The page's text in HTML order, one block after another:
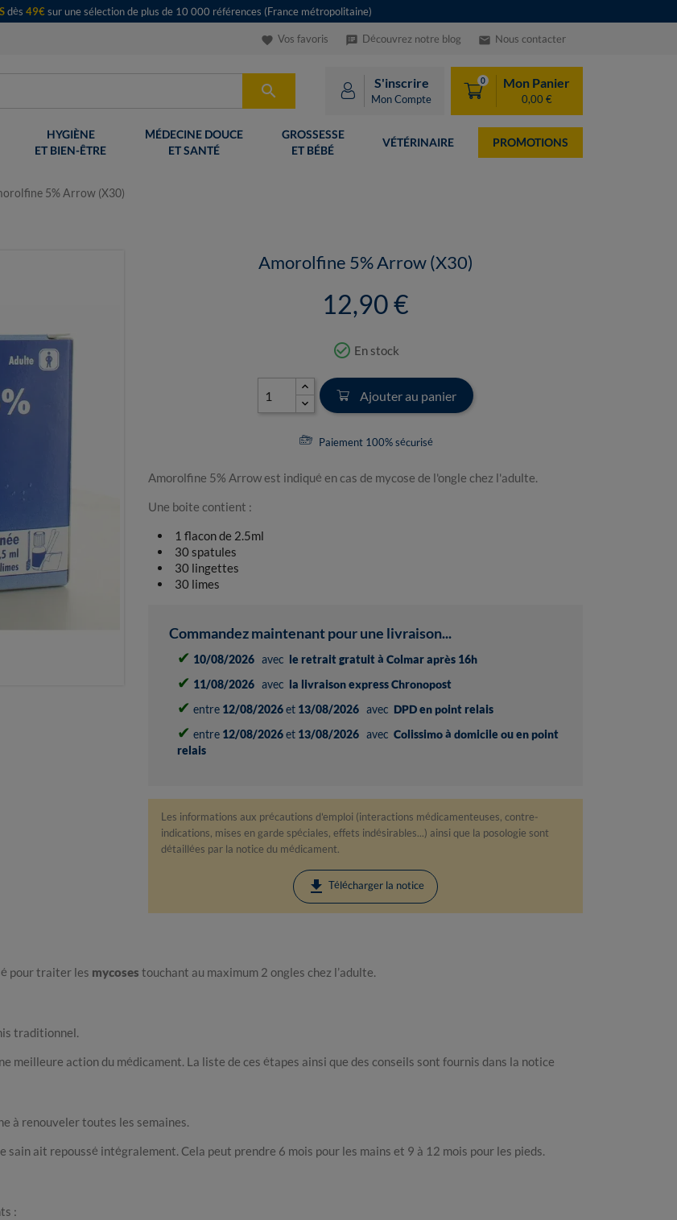
dès 49€sur une sélection de plus de 10 000 références (France métropolitaine)
favorite Vos favoris speaker_notes Découvrez notre blog email Nous contacter
 S'inscrire
Mon Compte
0 Mon Panier
0,00 €
HYGIÈNE
ET BIEN-ÊTRE
MÉDECINE DOUCE
ET SANTÉ
GROSSESSE
ET BÉBÉ
VÉTÉRINAIRE PROMOTIONS
5% Arrow (X30)
Amorolfine 5% Arrow (X30)
12,90 €
check_circle_outline En stock
Ajouter au panier
Paiement 100% sécurisé
Amorolfine 5% Arrow est indiqué en cas de mycose de l'ongle chez l'adulte.
Une boite contient :
1 flacon de 2.5ml
30 spatules
30 lingettes
30 limes
Commandez maintenant pour une livraison...
✔ 10/08/2026 avec le retrait gratuit à Colmar après 16h
✔ 11/08/2026 avec la livraison express Chronopost
✔ entre 12/08/2026et 13/08/2026 avec DPD en point relais
✔ entre 12/08/2026et 13/08/2026 avec Colissimo à domicile ou en point
relais
Les informations aux précautions d'emploi (interactions médicamenteuses, contre-
indications, mises en garde spéciales, effets indésirables...) ainsi que la posologie sont
détaillées par la notice du médicament.
download Télécharger la notice
pour traiter les mycoses touchant au maximum 2 ongles chez l’adulte.
traditionnel.
meilleure action du médicament. La liste de ces étapes ainsi que des conseils sont fournis dans la notice
à renouveler toutes les semaines.
ait repoussé intégralement. Cela peut prendre 6 mois pour les mains et 9 à 12 mois pour les pieds.
: